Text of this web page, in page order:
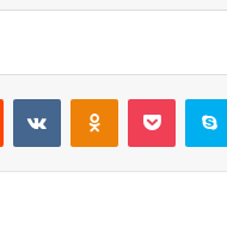
Reddit VKontakteOdnoklassniki
Pocket